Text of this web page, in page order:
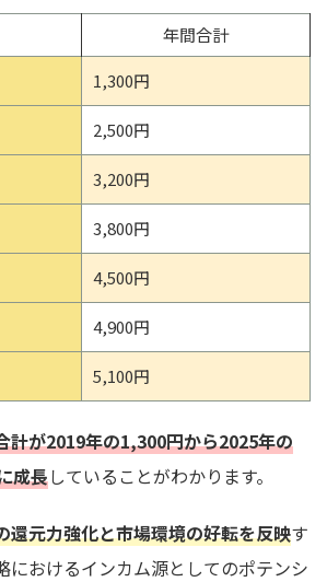
年間合計
1,300円
2,500円
3,200円
3,800円
4,500円
4,900円
5,100円
計が2019年の1,300円から2025年の
成長していることがわかります。
還元力強化と市場環境の好転を反映す
におけるインカム源としてのポテンシ